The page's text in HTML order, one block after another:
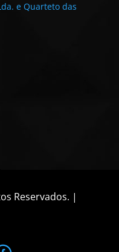
e Quarteto das
Reservados. |